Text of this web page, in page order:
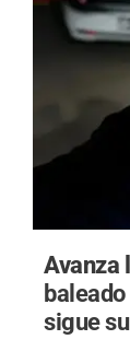
Avanza
sigue